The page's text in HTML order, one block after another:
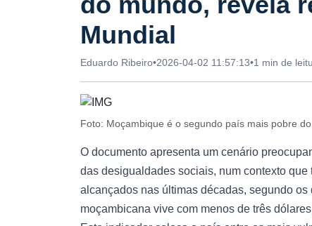
Mundial
Eduardo Ribeiro•2026-04-02 11:57:13•1 min de
Foto: Moçambique é o segundo país mais pobre
O documento apresenta um cenário
das desigualdades sociais, num contexto
alcançados nas últimas décadas, segundo
moçambicana vive com menos de três